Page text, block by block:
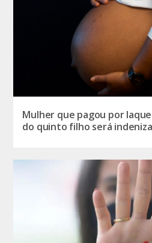
Mulher que pagou por
do quinto filho será